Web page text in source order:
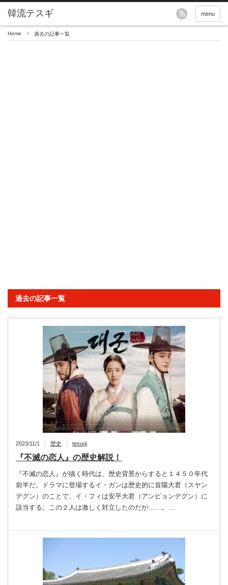
menu
Home 過去の記事一覧
過去の記事一覧
2023/11/1 歴史 tesugi
『不滅の恋人』の歴史解説！
『不滅の恋人』が描く時代は、歴史背景からすると１４５０年代
前半だ。ドラマに登場するイ・ガンは歴史的に首陽大君（スヤン
デグン）のことで、イ・フィは安平大君（アンピョンデグン）に
該当する。この２人は激しく対立したのだが……。…